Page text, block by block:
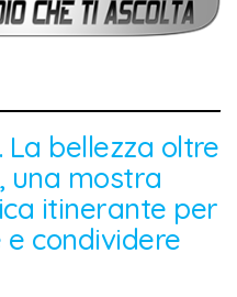
La bellezza oltre
una mostra
itinerante per
condividere